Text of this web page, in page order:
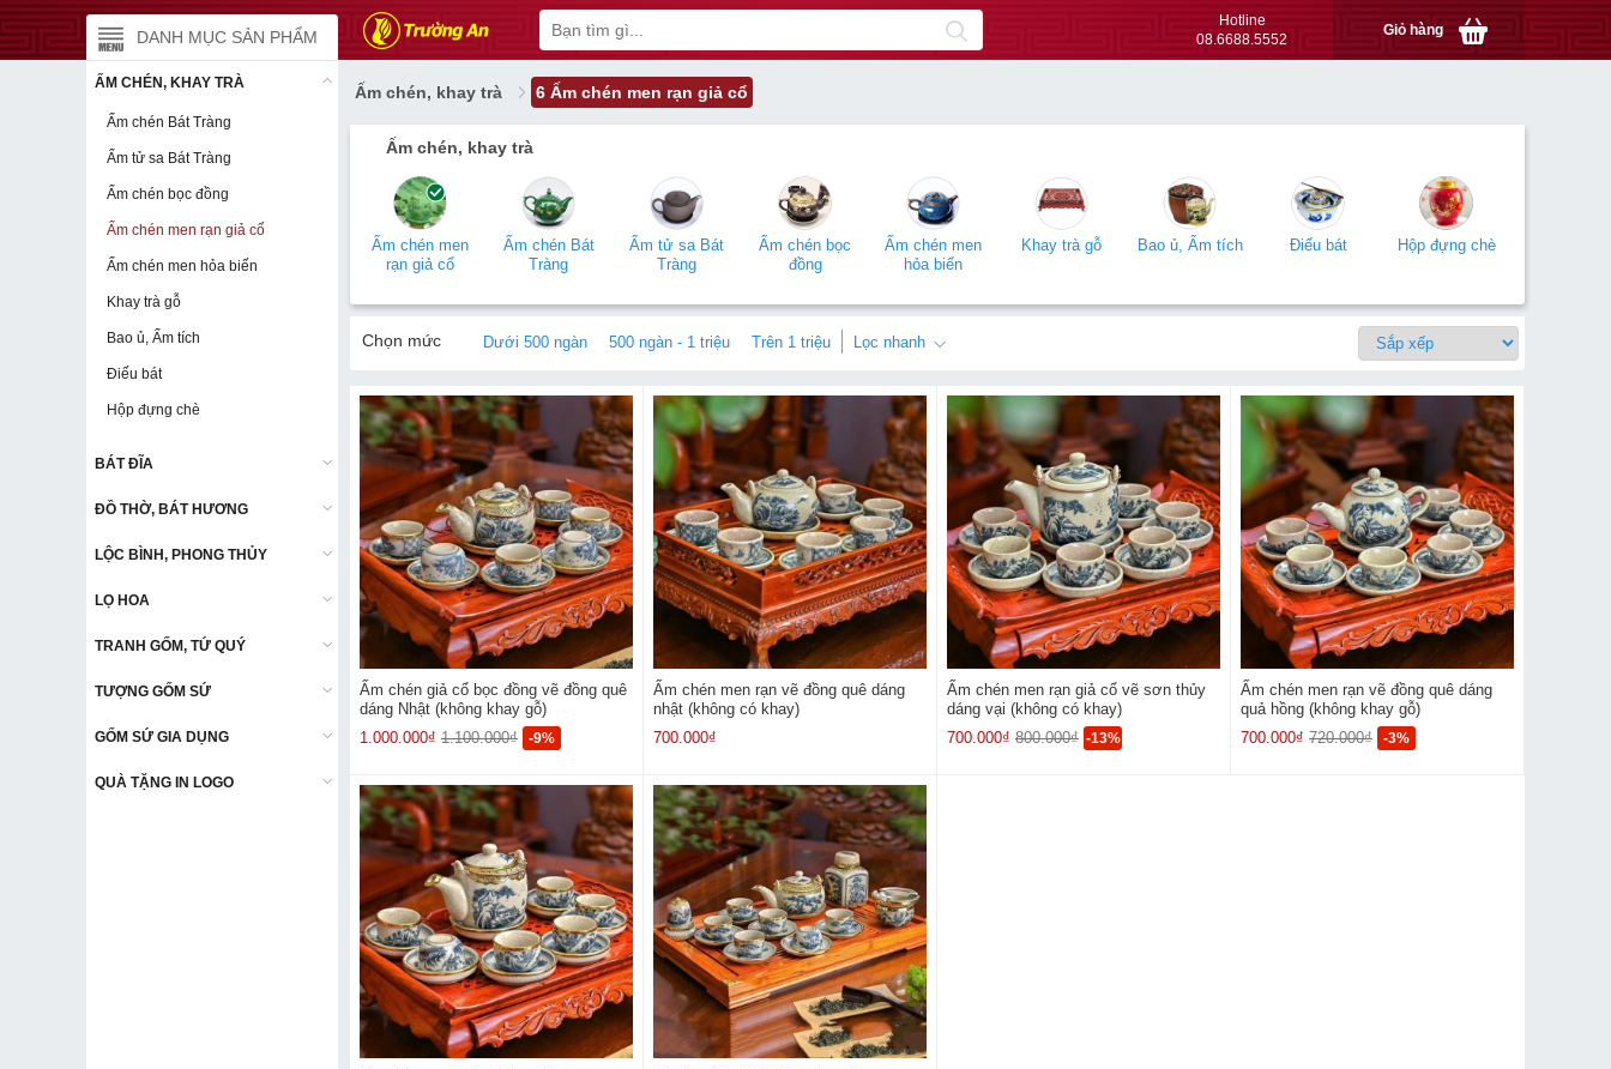
Hotline
08.6688.5552
Giỏ hàng
DANH MỤC SẢN PHẨM
ẤM CHÉN, KHAY TRÀ
Ấm chén Bát Tràng
Ấm tử sa Bát Tràng
Ấm chén bọc đồng
Ấm chén men rạn giả cổ
Ấm chén men hỏa biến
Khay trà gỗ
Bao ủ, Ấm tích
Điếu bát
Hộp đựng chè
BÁT ĐĨA
ĐỒ THỜ, BÁT HƯƠNG
LỘC BÌNH, PHONG THỦY
LỌ HOA
TRANH GỐM, TỨ QUÝ
TƯỢNG GỐM SỨ
GỐM SỨ GIA DỤNG
QUÀ TẶNG IN LOGO
DANH MỤC SẢN PHẨM
ẤM CHÉN, KHAY TRÀ
Ấm chén Bát Tràng
Ấm tử sa Bát Tràng
Ấm chén bọc đồng
Ấm chén men rạn giả cổ
Ấm chén men hỏa biến
Khay trà gỗ
Bao ủ, Ấm tích
Điếu bát
Hộp đựng chè
BÁT ĐĨA
ĐỒ THỜ, BÁT HƯƠNG
LỘC BÌNH, PHONG THỦY
LỌ HOA
TRANH GỐM, TỨ QUÝ
TƯỢNG GỐM SỨ
GỐM SỨ GIA DỤNG
QUÀ TẶNG IN LOGO
Ấm chén, khay trà 6 Ấm chén men rạn giả cổ
Ấm chén, khay trà
Ấm chén men
rạn giả cổ
Ấm chén Bát
Tràng
Ấm tử sa Bát
Tràng
Ấm chén bọc
đồng
Ấm chén men
hỏa biến
Khay trà gỗ Bao ủ, Ấm tích Điếu bát Hộp đựng chè
Chọn mức
Dưới 500 ngàn 500 ngàn - 1 triệu Trên 1 triệu Lọc nhanh
Ấm chén giả cổ bọc đồng vẽ đồng quê
dáng Nhật (không khay gỗ)
1.000.000₫ 1.100.000₫ -9%
Ấm chén men rạn vẽ đồng quê dáng
nhật (không có khay)
700.000₫
Ấm chén men rạn giả cổ vẽ sơn thủy
dáng vại (không có khay)
700.000₫ 800.000₫ -13%
Ấm chén men rạn vẽ đồng quê dáng
quả hồng (không khay gỗ)
700.000₫ 720.000₫ -3%